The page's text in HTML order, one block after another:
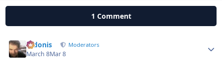
1 Comment
Didonis Moderators
March 8Mar 8